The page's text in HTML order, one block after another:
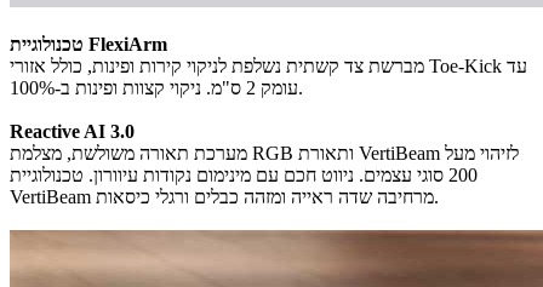
טכנולוגיית FlexiArm
מברשת צד קשתית נשלפת לניקוי קירות ופינות, כולל אזורי Toe-Kick עד
עומק 2 ס"מ. ניקוי קצוות ופינות ב-100%.
Reactive AI 3.0
מערכת תאורה משולשת, מצלמת RGB ותאורת VertiBeam לזיהוי מעל
200 סוגי עצמים. ניווט חכם עם מינימום נקודות עיוורון. טכנולוגיית
VertiBeam מרחיבה שדה ראייה ומזהה כבלים ורגלי כיסאות.